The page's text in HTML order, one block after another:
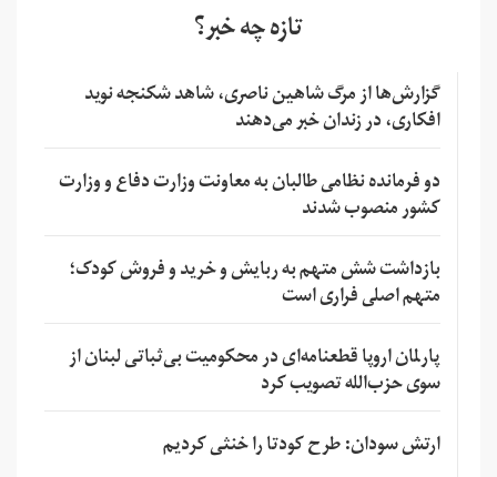
تازه چه خبر؟
گزارش‌ها از مرگ شاهین ناصری، شاهد شکنجه نوید
افکاری، در زندان خبر می‌دهند
دو فرمانده نظامی طالبان به معاونت وزارت دفاع و وزارت
کشور منصوب شدند
بازداشت شش متهم به ربایش و خرید و فروش کودک؛
متهم اصلی فراری است
پارلمان اروپا قطعنامه‌ای در محکومیت بی‌ثباتی لبنان از
سوی حزب‌الله تصویب کرد
ارتش سودان: طرح کودتا را خنثی کردیم